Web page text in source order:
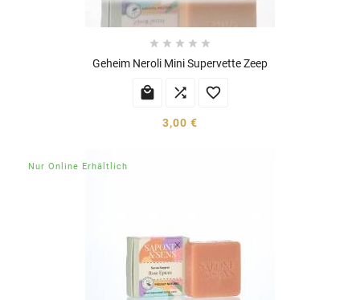
    
Geheim Neroli Mini Supervette Zeep
  
3,00 €
Nur Online Erhältlich